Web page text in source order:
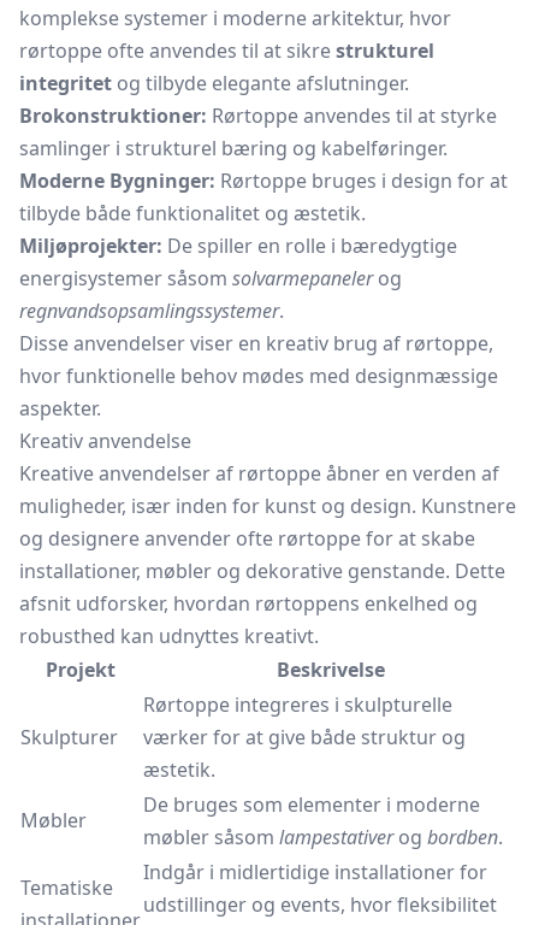
komplekse systemer i moderne arkitektur, hvor
rørtoppe ofte anvendes til at sikrestrukturel
integritet og tilbyde elegante afslutninger.
Brokonstruktioner: Rørtoppe anvendes til at styrke
samlinger i strukturel bæring og kabelføringer.
Moderne Bygninger: Rørtoppe bruges i design for at
tilbyde både funktionalitet og æstetik.
Miljøprojekter: De spiller en rolle i bæredygtige
energisystemer såsom solvarmepanelerog
regnvandsopsamlingssystemer.
Disse anvendelser viser en kreativ brug af rørtoppe,
hvor funktionelle behov mødes med designmæssige
aspekter.
Kreativ anvendelse
Kreative anvendelser af rørtoppe åbner en verden af
muligheder, især inden for kunst og design. Kunstnere
og designere anvender ofte rørtoppe for at skabe
installationer, møbler og dekorative genstande. Dette
afsnit udforsker, hvordan rørtoppens enkelhed og
robusthed kan udnyttes kreativt.
Projekt
Beskrivelse
Skulpturer
Rørtoppe integreres i skulpturelle
værker for at give både struktur og
æstetik.
Møbler
De bruges som elementer i moderne
møbler såsom lampestativerog bordben.
Tematiske
Indgår i midlertidige installationer for
udstillinger og events, hvor fleksibilitet